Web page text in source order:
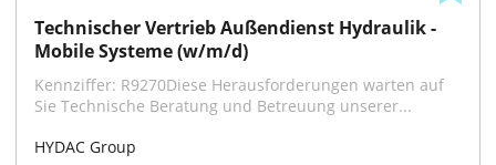
Technischer Vertrieb Außendienst Hydraulik -
Mobile Systeme (w/m/d)
Kennziffer: R9270Diese Herausforderungen warten auf
Sie Technische Beratung und Betreuung unserer...
HYDAC Group